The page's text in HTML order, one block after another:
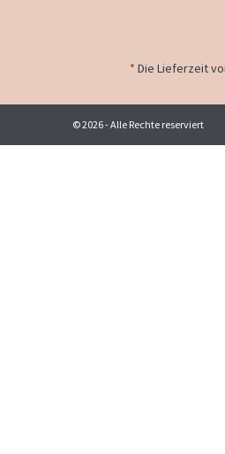
* Die Lieferzeit
© 2026 - Alle Rechte reserviert